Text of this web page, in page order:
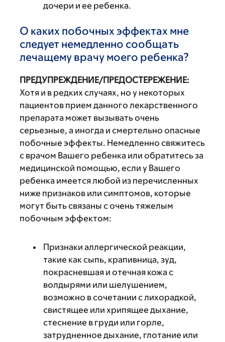
дочери и ее ребенка.
О каких побочных эффектах мне
следует немедленно сообщать
лечащему врачу моего ребенка?
ПРЕДУПРЕЖДЕНИЕ/ПРЕДОСТЕРЕЖЕНИЕ:
Хотя и в редких случаях, но у некоторых
пациентов прием данного лекарственного
препарата может вызывать очень
серьезные, а иногда и смертельно опасные
побочные эффекты. Немедленно свяжитесь
с врачом Вашего ребенка или обратитесь за
медицинской помощью, если у Вашего
ребенка имеется любой из перечисленных
ниже признаков или симптомов, которые
могут быть связаны с очень тяжелым
побочным эффектом:
Признаки аллергической реакции,
такие как сыпь, крапивница, зуд,
покрасневшая и отечная кожа с
волдырями или шелушением,
возможно в сочетании с лихорадкой,
свистящее или хрипящее дыхание,
стеснение в груди или горле,
затрудненное дыхание, глотание или